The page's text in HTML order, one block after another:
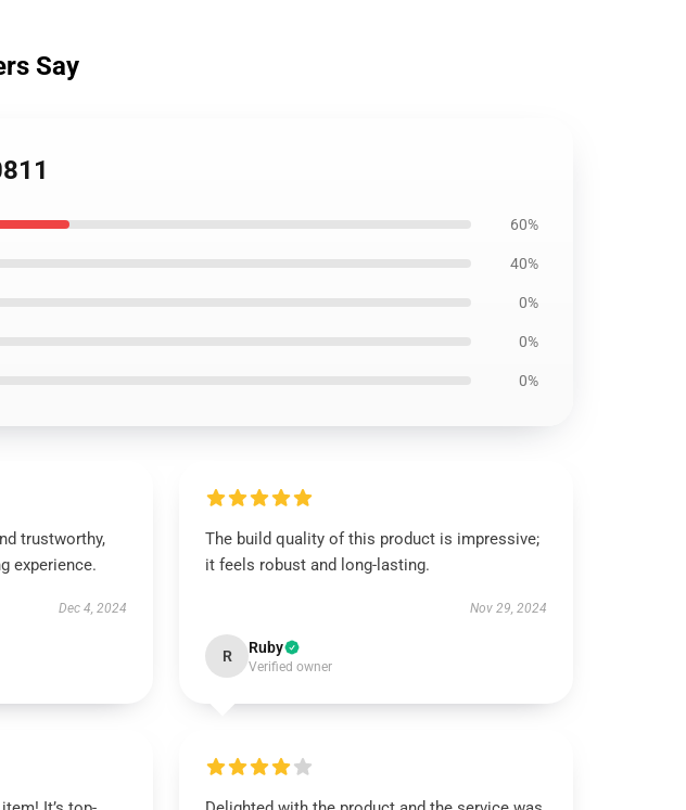
Say
60%
40%
0%
0%
0%
trustworthy,
experience.
Dec 4, 2024
The build quality of this product is impressive;
it feels robust and long-lasting.
Nov 29, 2024
R Ruby
Verified owner